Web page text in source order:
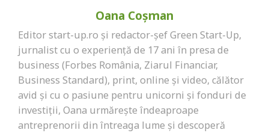
Oana Coșman
Editor start-up.ro și redactor-șef Green Start-Up,
jurnalist cu o experiență de 17 ani în presa de
business (Forbes România, Ziarul Financiar,
Business Standard), print, online și video, călător
avid și cu o pasiune pentru unicorni și fonduri de
investiții, Oana urmărește îndeaproape
antreprenorii din întreaga lume și descoperă